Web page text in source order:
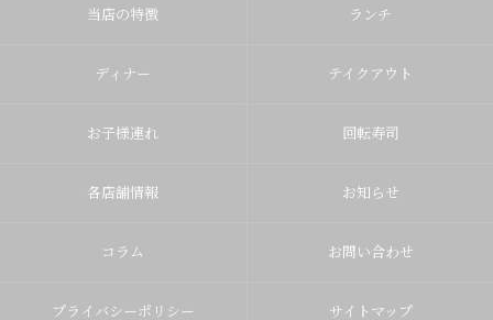
当店の特徴 ランチ
ディナー テイクアウト
お子様連れ 回転寿司
各店舗情報 お知らせ
コラム お問い合わせ
プライバシーポリシー サイトマップ